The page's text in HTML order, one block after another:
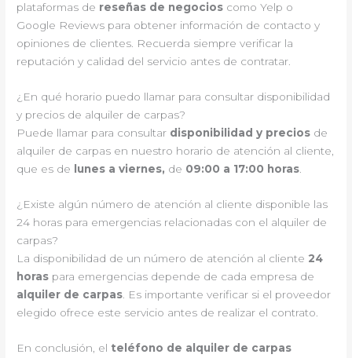
plataformas de reseñas de negocios como Yelp o
Google Reviews para obtener información de contacto y
opiniones de clientes. Recuerda siempre verificar la
reputación y calidad del servicio antes de contratar.
¿En qué horario puedo llamar para consultar disponibilidad
y precios de alquiler de carpas?
Puede llamar para consultar disponibilidad y precios de
alquiler de carpas en nuestro horario de atención al cliente,
que es de
lunes a viernes, de 09:00 a 17:00 horas.
¿Existe algún número de atención al cliente disponible las
24 horas para emergencias relacionadas con el alquiler de
carpas?
La disponibilidad de un número de atención al cliente 24
horas para emergencias depende de cada empresa de
alquiler de carpas . Es importante verificar si el proveedor
elegido ofrece este servicio antes de realizar el contrato.
En conclusión, el teléfono de alquiler de carpas